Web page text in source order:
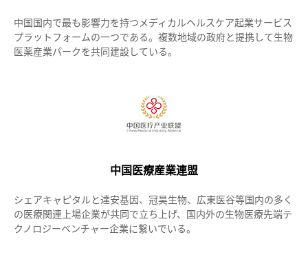
中国国内で最も影響力を持つメディカルヘルスケア起業サービス
プラットフォームの一つである。複数地域の政府と提携して生物
医薬産業パークを共同建設している。
中国医療産業連盟
シェアキャピタルと達安基因、冠昊生物、広東医谷等国内の多く
の医療関連上場企業が共同で立ち上げ、国内外の生物医療先端テ
クノロジーベンチャー企業に繋いでいる。